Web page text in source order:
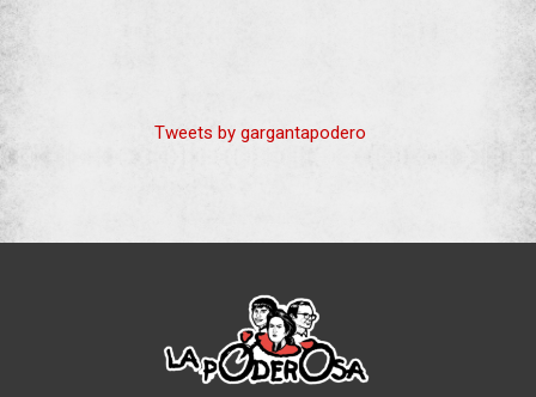
Tweets by gargantapodero